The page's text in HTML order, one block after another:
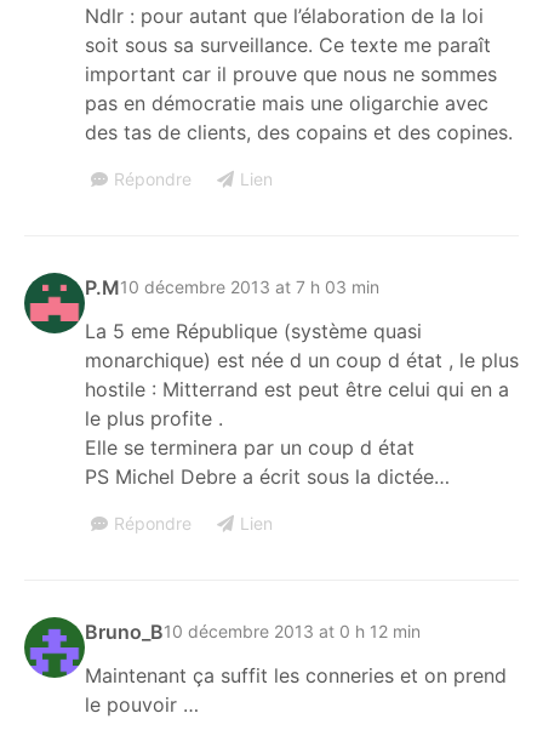
Ndlr : pour autant que l’élaboration de la loi
soit sous sa surveillance. Ce texte me paraît
important car il prouve que nous ne sommes
pas en démocratie mais une oligarchie avec
des tas de clients, des copains et des copines.
Répondre Lien
P.M10 décembre 2013 at 7 h 03 min
La 5 eme République (système quasi
monarchique) est née d un coup d état , le plus
hostile : Mitterrand est peut être celui qui en a
le plus profite .
Elle se terminera par un coup d état
PS Michel Debre a écrit sous la dictée…
Répondre Lien
Bruno_B10 décembre 2013 at 0 h 12 min
Maintenant ça suffit les conneries et on prend
le pouvoir …